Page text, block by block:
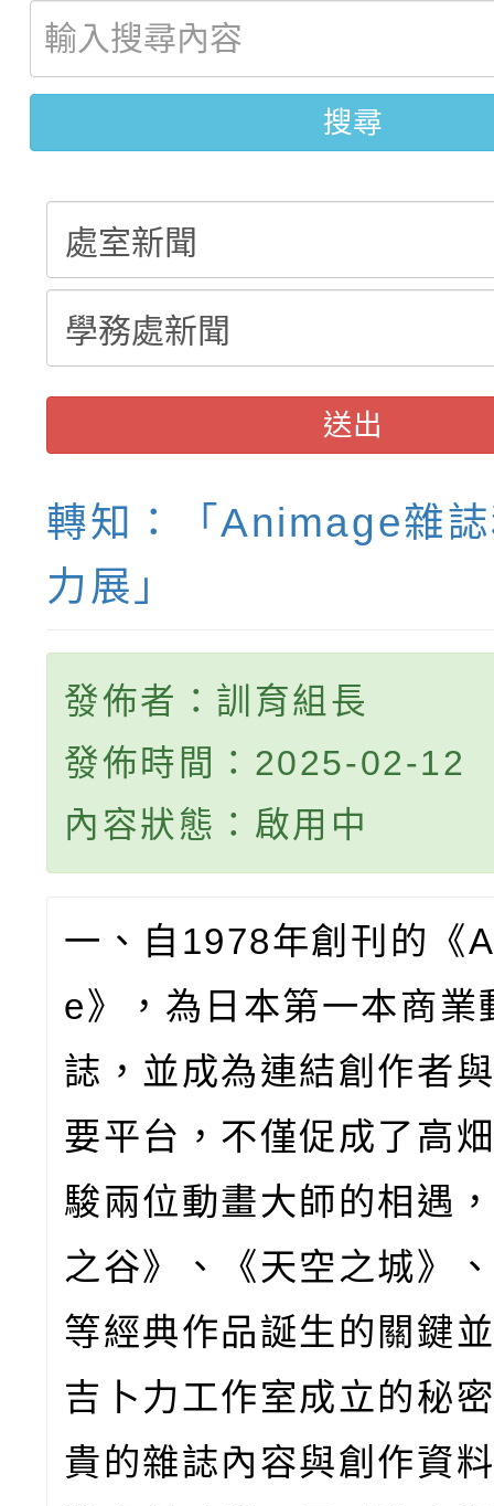
動辦法」
轉知臺中市政府政風處
城市手牽手，綠能透明
畫影片一案
轉知：「115學年度全
劇比賽實施要點」及修
表
搜尋
送出
轉知：「Animage雜
力展」
發佈者：訓育組長
發佈時間：2025-02-12
內容狀態：啟用中
一、自 1978年創刊的《
e》，為日本第一本商業
誌，並成為連結創作者
要平台，不僅促成了高
駿兩位動畫大師的相遇
之谷》、《天空之城》
等經典作品誕生的關鍵
吉卜力工作室成立的秘
貴的雜誌內容與創作資